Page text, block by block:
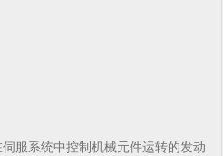
服系统中控制机械元件运转的发动